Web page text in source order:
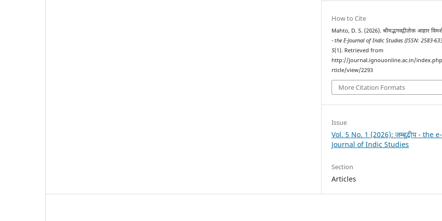
How to Cite
Mahto, D. S. (2026). श्रीमद्भगवद्गीतोक्त आहार
- the E-Journal of Indic Studies (ISSN: 2583-
5(1). Retrieved from
http://journal.ignouonline.ac.in/
rticle/view/2293
More Citation Formats
Issue
Vol. 5 No. 1 (2026): जम्बूद्वीप - the e-
Journal of Indic Studies
Section
Articles